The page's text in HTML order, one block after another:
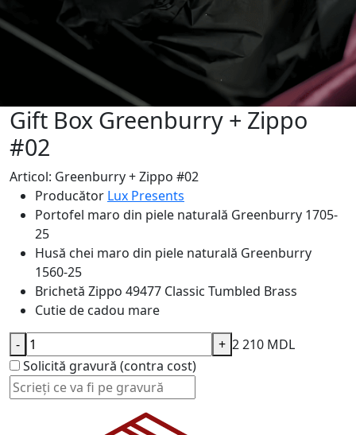
Gift Box Greenburry + Zippo
#02
Articol: Greenburry + Zippo #02
Producător Lux Presents
Portofel maro din piele naturală Greenburry 1705-
25
Husă chei maro din piele naturală Greenburry
1560-25
Brichetă Zippo 49477 Classic Tumbled Brass
Cutie de cadou mare
2 210 MDL
Solicită gravură (contra cost)
- +